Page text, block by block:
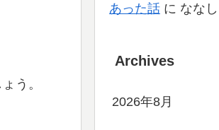
う。
あった話 に ななし
Archives
2026年8月